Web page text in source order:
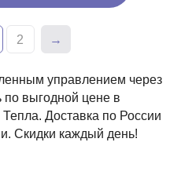
управлением через
по выгодной цене в
Тепла. Доставка по России
Скидки каждый день!
2